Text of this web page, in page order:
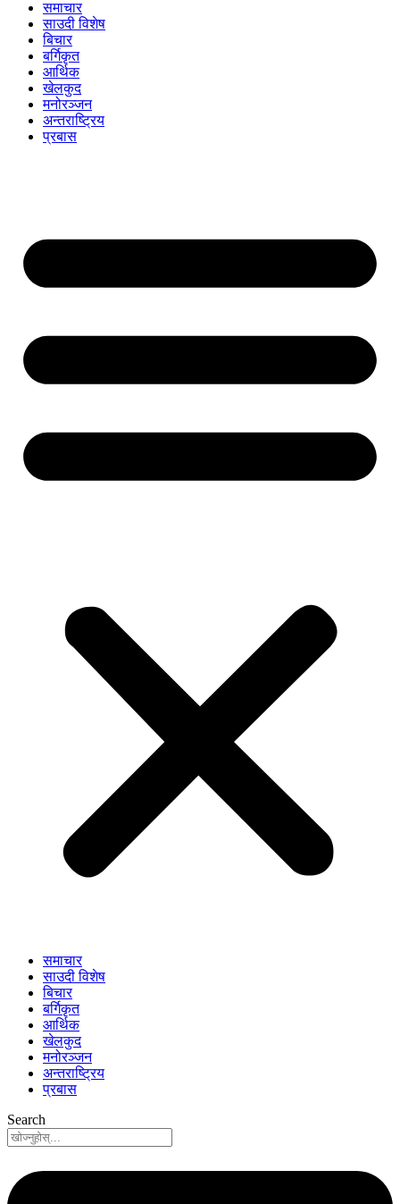
समाचार
साउदी विशेष
बिचार
बर्गिकृत
आर्थिक
खेलकुद
मनोरञ्जन
अन्तराष्ट्रिय
प्रबास
समाचार
साउदी विशेष
बिचार
बर्गिकृत
आर्थिक
खेलकुद
मनोरञ्जन
अन्तराष्ट्रिय
प्रबास
Search